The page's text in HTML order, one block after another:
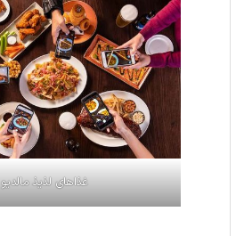
غذاهای لذیذ مالدیو